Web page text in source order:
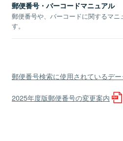
郵便番号・バーコードマニュアル
郵便番号や、バーコードに関するマニ
す。
郵便番号検索に使用されているデ
2025年度版郵便番号の変更案内